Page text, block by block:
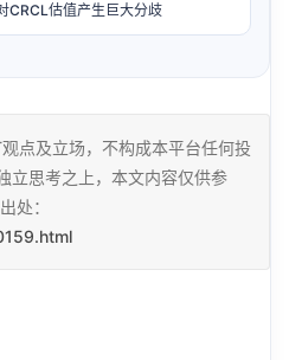
CRCL估值产生巨大分歧
点及立场，不构成本平台任何投
立思考之上，本文内容仅供参
处：